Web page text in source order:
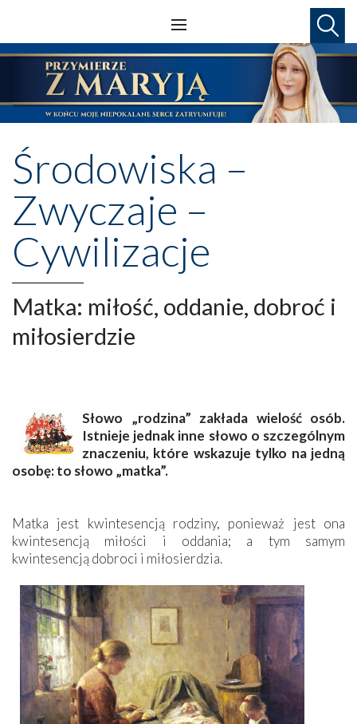
Środowiska –
Zwyczaje –
Cywilizacje
Matka: miłość, oddanie, dobroć i
miłosierdzie
Słowo „rodzina” zakłada wielość osób.
Istnieje jednak inne słowo o szczególnym
znaczeniu, które wskazuje tylko na jedną
osobę: to słowo „matka”.
Matka jest kwintesencją rodziny, ponieważ jest ona
kwintesencją miłości i oddania; a tym samym
kwintesencją dobroci i miłosierdzia.